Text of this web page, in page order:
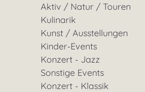
Aktiv / Natur / Touren
Kulinarik
Kunst / Ausstellungen
Kinder-Events
Konzert - Jazz
Sonstige Events
Konzert - Klassik